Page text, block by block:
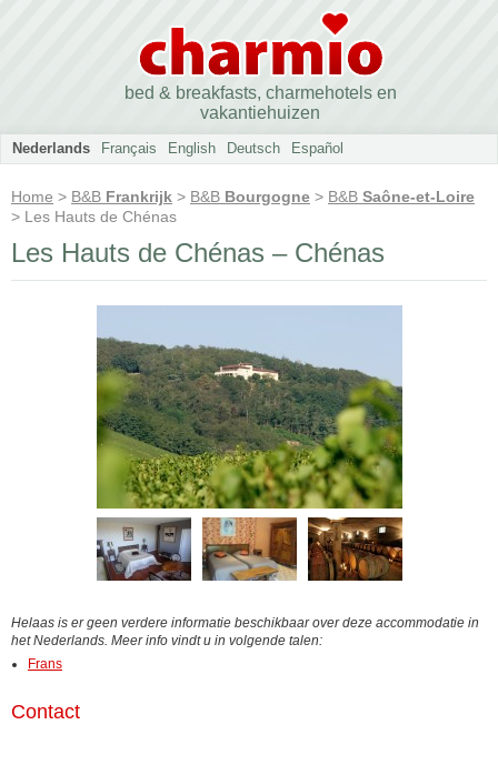
bed & breakfasts, charmehotels en
vakantiehuizen
Nederlands Français English Deutsch Español
Home > B&B Frankrijk > B&B Bourgogne > B&B Saône-et-Loire
> Les Hauts de Chénas
Les Hauts de Chénas – Chénas
Helaas is er geen verdere informatie beschikbaar over deze accommodatie in
het Nederlands. Meer info vindt u in volgende talen:
Frans
Contact